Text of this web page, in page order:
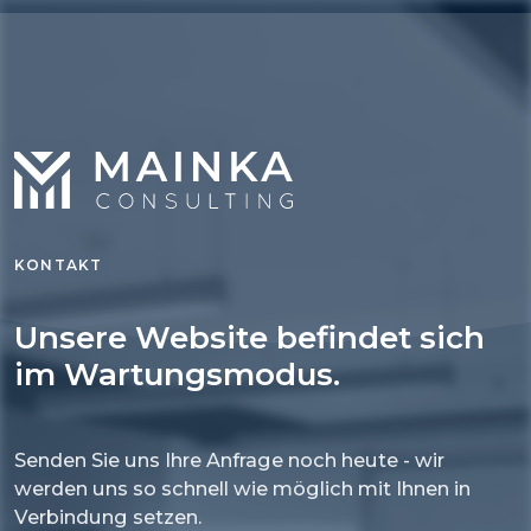
KONTAKT
Unsere Website befindet sich
im Wartungsmodus.
Senden Sie uns Ihre Anfrage noch heute - wir
werden uns so schnell wie möglich mit Ihnen in
Verbindung setzen.